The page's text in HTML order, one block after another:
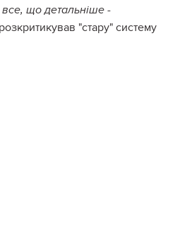
що детальніше -
"стару" систему